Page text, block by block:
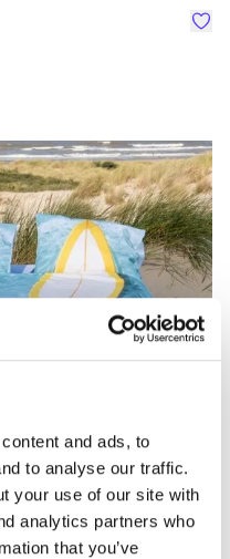
and ads, to
to analyse our traffic.
your use of our site with
analytics partners who
that you’ve